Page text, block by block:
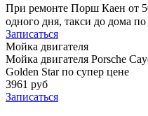
При ремонте Порш Каен от
одного дня, такси до дома
Записаться
Мойка двигателя
Мойка двигателя Porsche
Golden Star по супер цене
3961 руб
Записаться